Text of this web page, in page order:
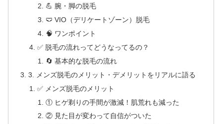
💪 腕・脚の脱毛
🩲 VIO（デリケートゾーン）脱毛
🧠 ワンポイント
✅ 脱毛の流れってどうなってるの？
🔄 基本的な脱毛の流れ
3. メンズ脱毛のメリット・デメリットをリアルに語る
✅ メンズ脱毛のメリット
① ヒゲ剃りの手間が激減！肌荒れも減った
② 見た目が変わって自信がついた